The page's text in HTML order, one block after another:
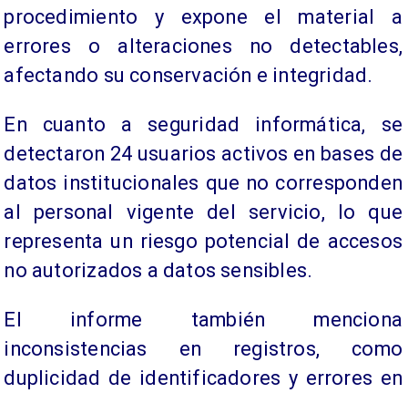
procedimiento y expone el material a
errores o alteraciones no detectables,
afectando su conservación e integridad.
En cuanto a seguridad informática, se
detectaron 24 usuarios activos en bases de
datos institucionales que no corresponden
al personal vigente del servicio, lo que
representa un riesgo potencial de accesos
no autorizados a datos sensibles.
El informe también menciona
inconsistencias en registros, como
duplicidad de identificadores y errores en